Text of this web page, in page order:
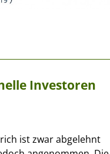
Investoren
ist zwar abgelehnt